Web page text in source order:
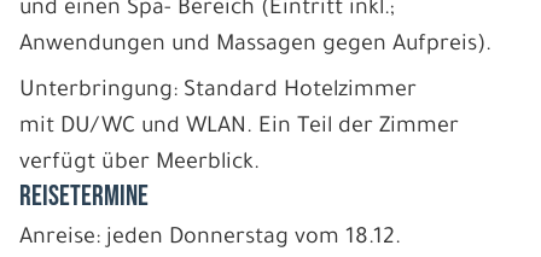
und einen Spa- Bereich (Eintritt inkl.;
Anwendungen und Massagen gegen Aufpreis).
Unterbringung: Standard Hotelzimmer
mit DU/WC und WLAN. Ein Teil der Zimmer
verfügt über Meerblick.
REISETERMINE
Anreise: jeden Donnerstag vom 18.12.